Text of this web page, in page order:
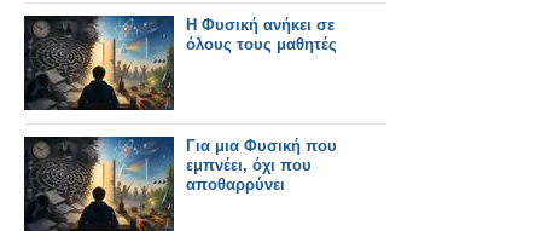
Η Φυσική ανήκει σε
όλους τους μαθητές
Για μια Φυσική που
εμπνέει, όχι που
αποθαρρύνει